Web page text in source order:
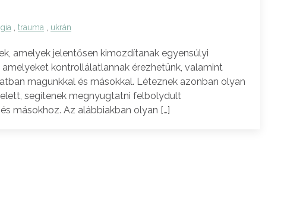
trauma ukrán
amelyek jelentősen kimozdítanak egyensúlyi
kontrollálatlannak érezhetünk, valamint
magunkkal és másokkal. Léteznek azonban olyan
segítenek megnyugtatni felbolydult
másokhoz. Az alábbiakban olyan […]